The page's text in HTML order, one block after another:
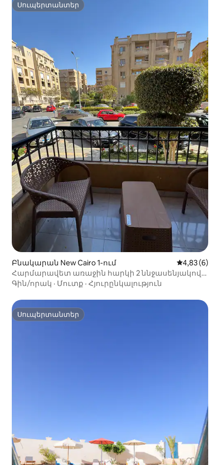
Սուպերտանտեր
Սուպերտանտեր
Բնակարան New Cairo 1-ում Միջին
4,83 (6)
Հարմարավետ առաջին հարկի 2 ննջասենյակով
բնակարան Ալ Աշրաֆեյայում
Գին/որակ · Մուտք · Հյուրընկալություն
Սուպերտանտեր
Սուպերտանտեր